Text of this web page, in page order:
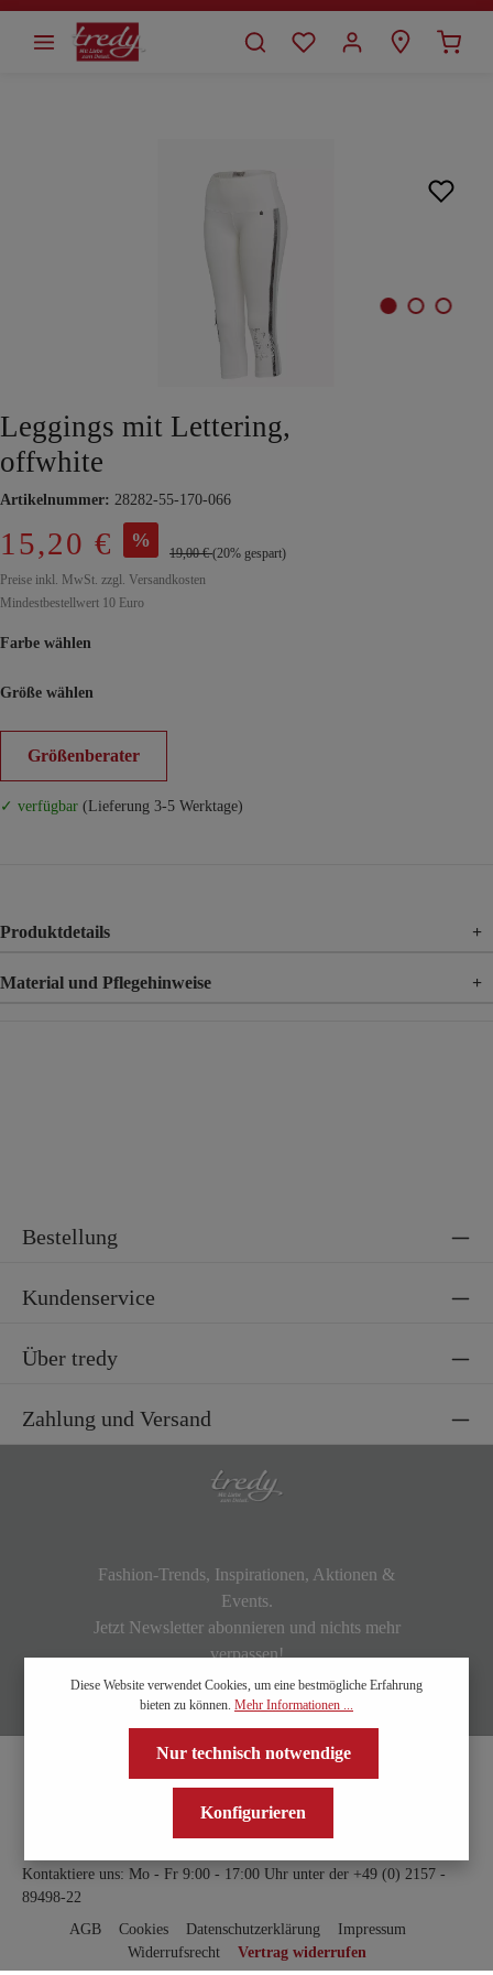
springen
Leggings mit Lettering,
offwhite
Artikelnummer: 28282-55-170-066
15,20 € %
19,00 €(20% gespart)
Preise inkl. MwSt. zzgl. Versandkosten
Mindestbestellwert 10 Euro
Farbe wählen
Größe wählen
Größenberater
✓ verfügbar (Lieferung 3-5 Werktage)
Produktdetails +
Material und Pflegehinweise +
Bestellung
Kundenservice
Über tredy
Zahlung und Versand
Fashion-Trends, Inspirationen, Aktionen &
Events.
Jetzt Newsletter abonnieren und nichts mehr
verpassen!
Kontaktiere uns: Mo - Fr 9:00 - 17:00 Uhr unter der +49 (0) 2157 -
89498-22
AGB
Cookies Datenschutzerklärung
Impressum
Widerrufsrecht
Vertrag widerrufen
Diese Website verwendet Cookies, um eine bestmögliche Erfahrung
bieten zu können. Mehr Informationen ...
Nur technisch notwendige
Konfigurieren